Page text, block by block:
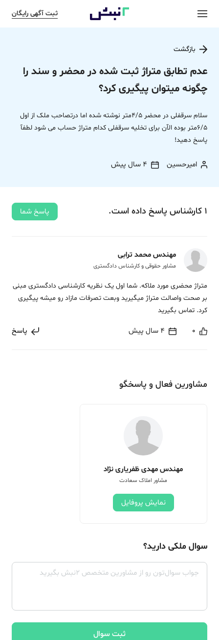
ثبت آگهی رایگان
بازگشت
عدم تطابق متراژ ثبت شده در محضر و سند را
چگونه میتوان پیگیری کرد؟
سلام سرقفلی در محضر 4/5متر نوشته شده اما درتصاحب ملک از اول
6/5متر بوده الآن برای تخلیه سرقفلی کدام متراژ حساب می شود لطفآ
پاسخ دهید!
امیرحسین 4 سال پیش
1 کارشناس پاسخ داده‌ است. پاسخ شما
مهندس محمد ترابی
مشاور حقوقی و کارشناس دادگستری
متراژ محضری مورد ملاکه. شما اول یک نظریه کارشناسی دادگستری مبنی
بر صحت واصالت متراژ میگیرید وبعت تصرفات مازاد رو میشه پیگیری
کرد. تماس بگیرید
0 4 سال پیش پاسخ
مشاورین فعال و پاسخگو
مهندس مهدی ظفریاری نژاد
مشاور املاک سعادت
نمایش پروفایل
سوال ملکی دارید؟
ثبت سوال